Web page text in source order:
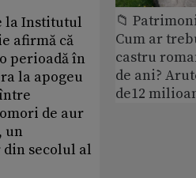
la Institutul
afirmă că
perioadă în
la apogeu
de aur
un
secolul al
📁
Cum ar
castru
de ani?
de12